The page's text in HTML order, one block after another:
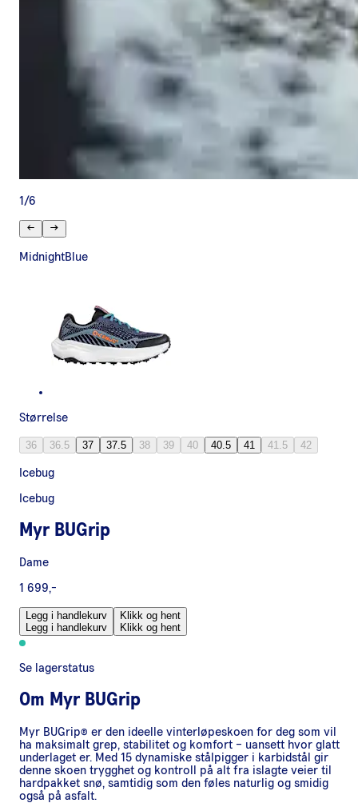
1 /6
MidnightBlue
Størrelse
36 36.5 37 37.5 38 39 40 40.5 41 41.5 42
Icebug
Icebug
Myr BUGrip
Dame
1 699,-
Legg i handlekurv
Legg i handlekurv
Klikk og hent
Klikk og hent
Se lagerstatus
Om Myr BUGrip
Myr BUGrip® er den ideelle vinterløpeskoen for deg som vil
ha maksimalt grep, stabilitet og komfort – uansett hvor glatt
underlaget er. Med 15 dynamiske stålpigger i karbidstål gir
denne skoen trygghet og kontroll på alt fra islagte veier til
hardpakket snø, samtidig som den føles naturlig og smidig
også på asfalt.